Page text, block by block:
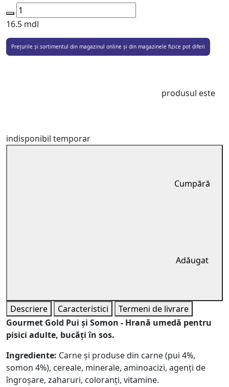
16.5 mdl
Prețurile și sortimentul din magazinul online și din magazinele fizice pot diferi
produsul este
indisponibil temporar
Cumpără
Adăugat
Descriere Caracteristici
Termeni de livrare
Gourmet Gold Pui și Somon - Hrană umedă pentru
pisici adulte, bucăți în sos.
Ingrediente: Carne și produse din carne (pui 4%,
somon 4%), cereale, minerale, aminoacizi, agenți de
îngroșare, zaharuri, coloranți, vitamine.